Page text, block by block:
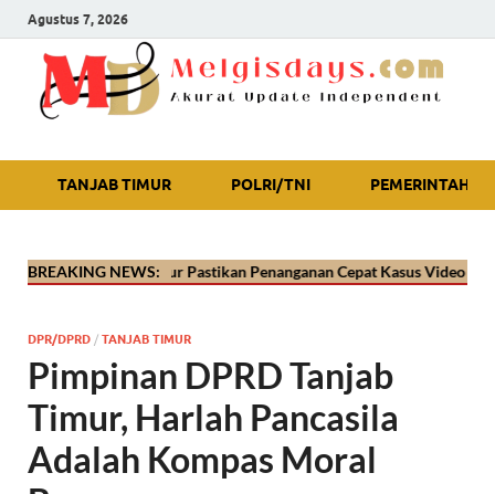
Agustus 7, 2026
Akurat Update Independent
TANJAB TIMUR POLRI/TNI PEMERINTAH
BREAKING NEWS:
Tanjab Timur Pastikan Penanganan Cepat Kasus Video Viral
DPR/DPRD / TANJAB TIMUR
Pimpinan DPRD Tanjab
Timur, Harlah Pancasila
Adalah Kompas Moral